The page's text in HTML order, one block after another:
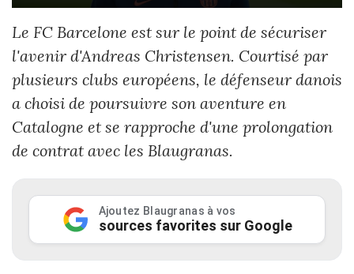
Le FC Barcelone est sur le point de sécuriser
l'avenir d'Andreas Christensen. Courtisé par
plusieurs clubs européens, le défenseur danois
a choisi de poursuivre son aventure en
Catalogne et se rapproche d'une prolongation
de contrat avec les Blaugranas.
Ajoutez Blaugranas à vos
sources favorites sur Google